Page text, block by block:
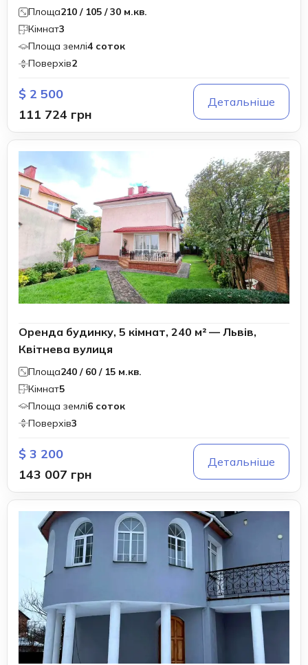
Площа210 / 105 / 30 м.кв.
Кімнат3
Площа землі4 соток
Поверхів2
$ 2 500
111 724 грн
Детальніше
Оренда будинку, 5 кімнат, 240 м² — Львів,
Квітнева вулиця
Площа240 / 60 / 15 м.кв.
Кімнат5
Площа землі6 соток
Поверхів3
$ 3 200
143 007 грн
Детальніше